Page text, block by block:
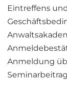
Eintreffens
Anmeldung